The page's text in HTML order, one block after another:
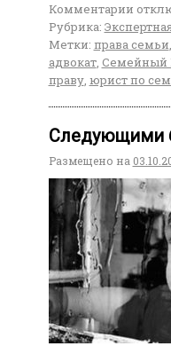
Комментарии
Рубрика:
Метки: права семьи,
адвокат, Семейный
праву, юрист по
Следующими
Размещено на